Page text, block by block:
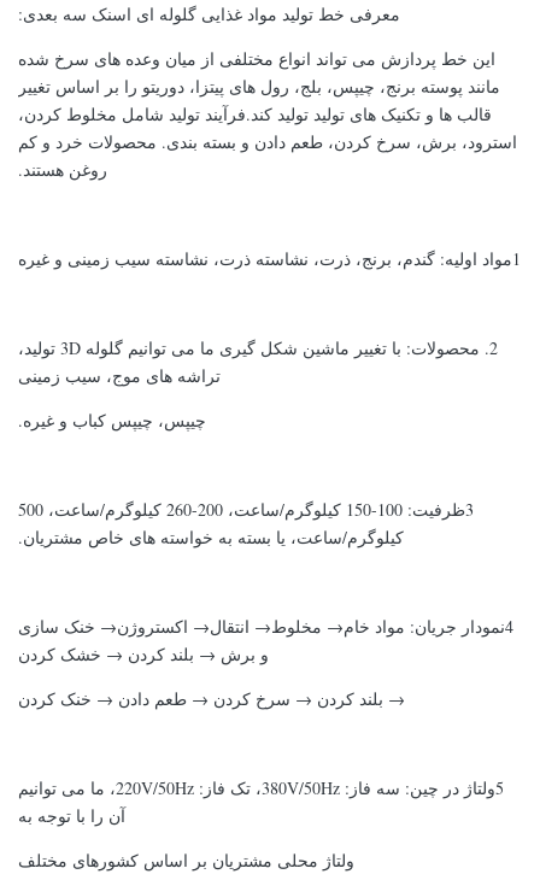
معرفی خط تولید مواد غذایی گلوله ای اسنک سه بعدی:
این خط پردازش می تواند انواع مختلفی از میان وعده های سرخ شده
مانند پوسته برنج، چیپس، بلج، رول های پیتزا، دوریتو را بر اساس تغییر
قالب ها و تکنیک های تولید تولید کند.فرآیند تولید شامل مخلوط کردن،
استرود، برش، سرخ کردن، طعم دادن و بسته بندی. محصولات خرد و کم
روغن هستند.
1مواد اولیه: گندم، برنج، ذرت، نشاسته ذرت، نشاسته سیب زمینی و غیره
2. محصولات: با تغییر ماشین شکل گیری ما می توانیم گلوله 3D تولید،
تراشه های موج، سیب زمینی
چیپس، چیپس کباب و غیره.
3ظرفیت: 100-150 کیلوگرم/ساعت، 200-260 کیلوگرم/ساعت، 500
کیلوگرم/ساعت، یا بسته به خواسته های خاص مشتریان.
4نمودار جریان: مواد خام→ مخلوط→ انتقال→ اکستروژن→ خنک سازی
و برش → بلند کردن → خشک کردن
→ بلند کردن → سرخ کردن → طعم دادن → خنک کردن
5ولتاژ در چین: سه فاز: 380V/50Hz، تک فاز: 220V/50Hz، ما می توانیم
آن را با توجه به
ولتاژ محلی مشتریان بر اساس کشورهای مختلف